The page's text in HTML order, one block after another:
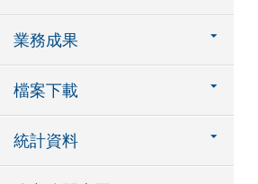
業務成果
檔案下載
統計資料